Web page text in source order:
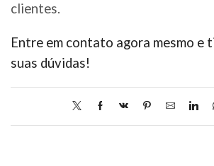
clientes.
Entre em contato agora mesmo e
suas dúvidas!